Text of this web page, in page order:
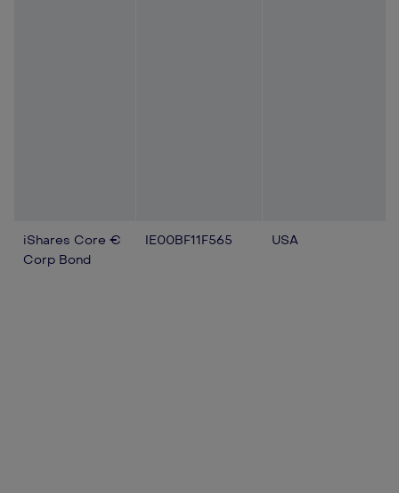
iShares Core €
Corp Bond
IE00BF11F565 USA